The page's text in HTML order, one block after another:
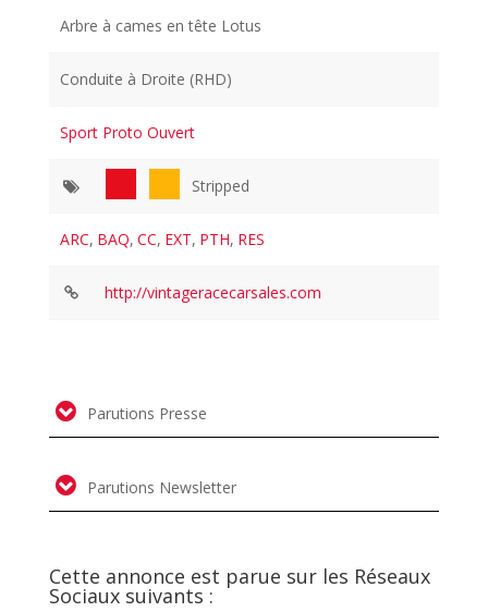
Arbre à cames en tête Lotus
Conduite à Droite (RHD)
Sport Proto Ouvert
Stripped
ARC, BAQ, CC, EXT, PTH, RES
http://vintageracecarsales.com
Parutions Presse
Parutions Newsletter
Cette annonce est parue sur les Réseaux
Sociaux suivants :